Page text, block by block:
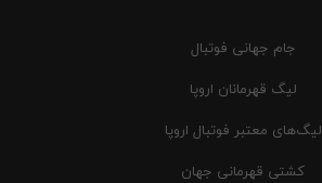
جام جهانی فوتبال
لیگ قهرمانان اروپا
لیگ‌های معتبر فوتبال اروپا
کشتی قهرمانی جهان